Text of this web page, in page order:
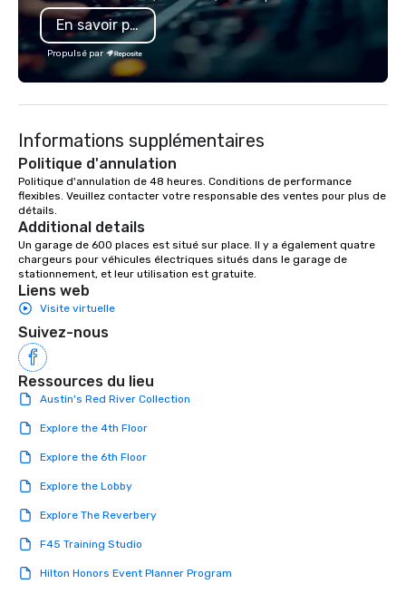
Bentley University as
(portable charging
businesses and
to adapt to the latest
En savoir plus
Propulsé par
Informations supplémentaires
Politique d'annulation
Politique d'annulation de 48 heures. Conditions de performance
flexibles. Veuillez contacter votre responsable des ventes pour plus de
détails.
Additional details
Un garage de 600 places est situé sur place. Il y a également quatre
chargeurs pour véhicules électriques situés dans le garage de
stationnement, et leur utilisation est gratuite.
Liens web
Visite virtuelle
Suivez-nous
Ressources du lieu
Austin's Red River Collection
Explore the 4th Floor
Explore the 6th Floor
Explore the Lobby
Explore The Reverbery
F45 Training Studio
Hilton Honors Event Planner Program